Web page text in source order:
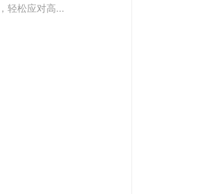
轻松应对高...